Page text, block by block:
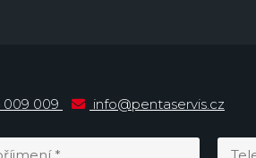
009 009 info@pentaservis.cz